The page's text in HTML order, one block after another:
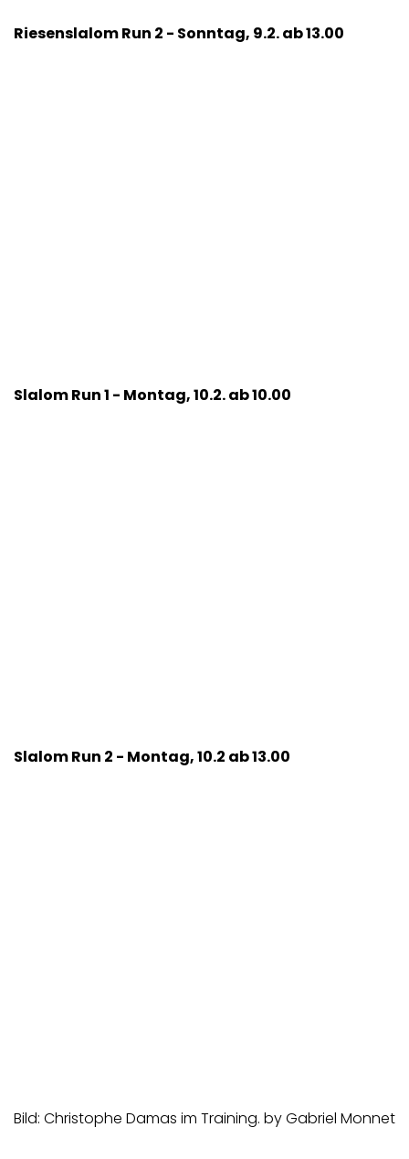
Riesenslalom Run 2 - Sonntag, 9.2. ab 13.00
Slalom Run 1 - Montag, 10.2. ab 10.00
Slalom Run 2 - Montag, 10.2 ab 13.00
Bild: Christophe Damas im Training. by Gabriel Monnet